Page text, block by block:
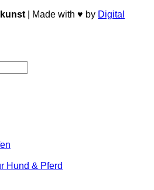
| Made with ♥ by Digital
Hund & Pferd